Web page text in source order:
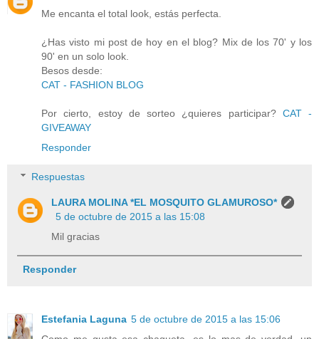
Me encanta el total look, estás perfecta.
¿Has visto mi post de hoy en el blog? Mix de los 70' y los
90' en un solo look.
Besos desde:
CAT - FASHION BLOG
Por cierto, estoy de sorteo ¿quieres participar? CAT -
GIVEAWAY
Responder
Respuestas
LAURA MOLINA *EL MOSQUITO GLAMUROSO*
5 de octubre de 2015 a las 15:08
Mil gracias
Responder
Estefania Laguna 5 de octubre de 2015 a las 15:06